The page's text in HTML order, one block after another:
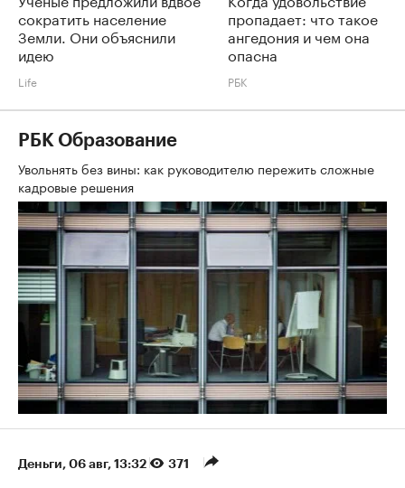
сократить население
Земли. Они объяснили
идею
Life
пропадает: что такое
ангедония и чем она
опасна
РБК
РБК Образование
Увольнять без вины: как руководителю пережить сложные
кадровые решения
Деньги⁠, 06 авг, 13:32 371